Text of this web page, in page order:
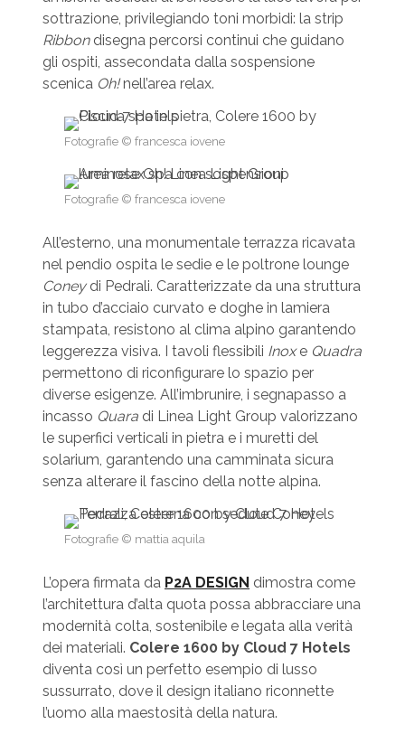
sottrazione, privilegiando toni morbidi: la strip
Ribbondisegna percorsi continui che guidano
gli ospiti, assecondata dalla sospensione
scenica Oh!nell’area relax.
Fotografie © francesca iovene
Fotografie © francesca iovene
All’esterno, una monumentale terrazza ricavata
nel pendio ospita le sedie e le poltrone lounge
Coneydi Pedrali. Caratterizzate da una struttura
in tubo d’acciaio curvato e doghe in lamiera
stampata, resistono al clima alpino garantendo
leggerezza visiva. I tavoli flessibili Inoxe Quadra
permettono di riconfigurare lo spazio per
diverse esigenze. All’imbrunire, i segnapasso a
incasso Quaradi Linea Light Group valorizzano
le superfici verticali in pietra e i muretti del
solarium, garantendo una camminata sicura
senza alterare il fascino della notte alpina.
Fotografie © mattia aquila
L’opera firmata da P2A DESIGN dimostra come
l’architettura d’alta quota possa abbracciare una
modernità colta, sostenibile e legata alla verità
dei materiali. Colere 1600 by Cloud 7 Hotels
diventa così un perfetto esempio di lusso
sussurrato, dove il design italiano riconnette
l’uomo alla maestosità della natura.